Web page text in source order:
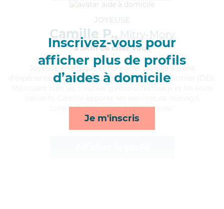
Inscrivez-vous pour
afficher plus de profils
d’aides à domicile
Je m'inscris
JOYEUSE
Camille P., Mitry-Mory
à 5km de chez Vous
, énergique et humaine, Camille a 8 ans
d'expérience et possède un diplôme d'Etat d'infirmier (DEI).
toilette/habillage, mobilité et repas*